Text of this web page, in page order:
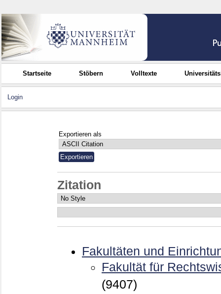
Startseite Stöbern Volltexte
Login
Exportieren als
Zitation
Fakultäten und
Fakultät für
(9407)